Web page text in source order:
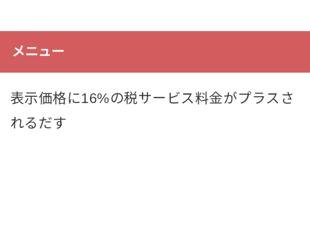
メニュー
表示価格に16%の税サービス料金がプラスさ
れるだす